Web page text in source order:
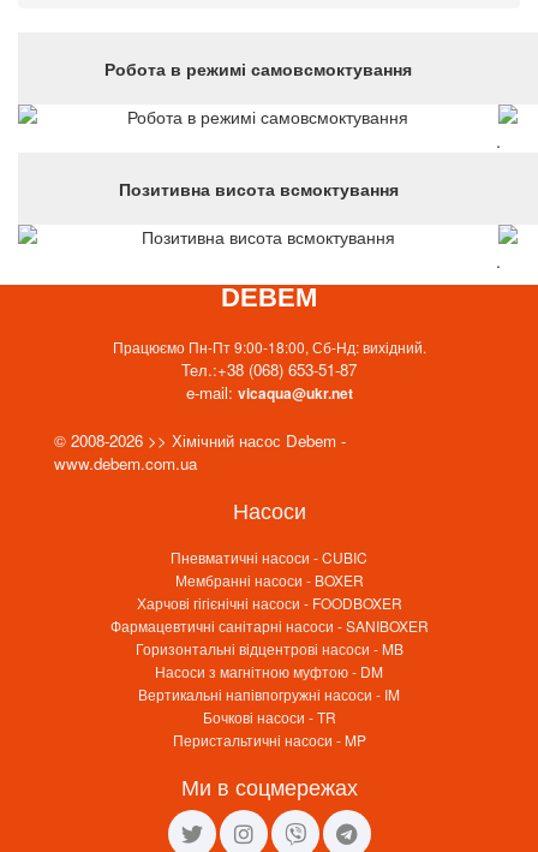
Робота в режимі самовсмоктування
.
Позитивна висота всмоктування
.
DEBEM
Працюємо Пн-Пт 9:00-18:00, Сб-Нд: вихідний.
Тел.:+38 (068) 653-51-87
e-mail: vicaqua@ukr.net
© 2008-2026 >> Хімічний насос Debem -
www.debem.com.ua
Насоси
Пневматичні насоси - CUBIC
Мембранні насоси - BOXER
Харчові гігієнічні насоси - FOODBOXER
Фармацевтичні санітарні насоси - SANIBOXER
Горизонтальні відцентрові насоси - MB
Насоси з магнітною муфтою - DM
Вертикальні напівпогружні насоси - IM
Бочкові насоси - TR
Перистальтичні насоси - MP
Ми в соцмережах